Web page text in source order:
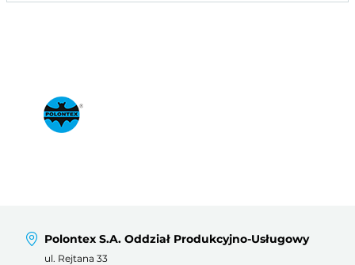
Polontex S.A. Oddział Produkcyjno-Usługowy
ul. Rejtana 33